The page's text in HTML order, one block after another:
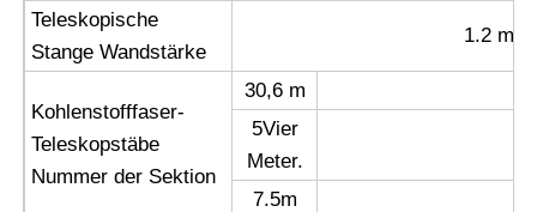
Teleskopische
Stange Wandstärke
1.2 mm
Kohlenstofffaser-
Teleskopstäbe
Nummer der Sektion
30,6 m
5Vier
Meter.
7.5m